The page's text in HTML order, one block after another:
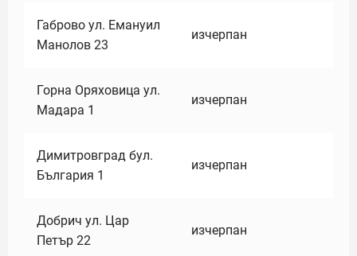
Габрово ул. Емануил
Манолов 23
изчерпан
Горна Оряховица ул.
Мадара 1
изчерпан
Димитровград бул.
България 1
изчерпан
Добрич ул. Цар
Петър 22
изчерпан